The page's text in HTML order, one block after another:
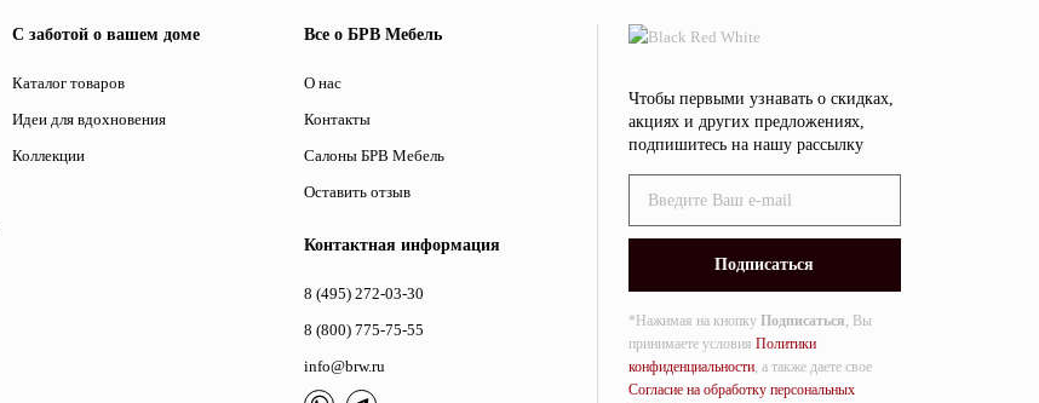
С заботой о вашем доме
Каталог товаров
Идеи для вдохновения
Коллекции
Все о БРВ Мебель
О нас
Контакты
Салоны БРВ Мебель
Оставить отзыв
Контактная информация
8 (495) 272-03-30
8 (800) 775-75-55
info@brw.ru
Чтобы первыми узнавать о скидках,
акциях и других предложениях,
подпишитесь на нашу рассылку
*Нажимая на кнопку Подписаться, Вы
принимаете условия Политики
конфиденциальности, а также даете свое
Согласие на обработку персональных